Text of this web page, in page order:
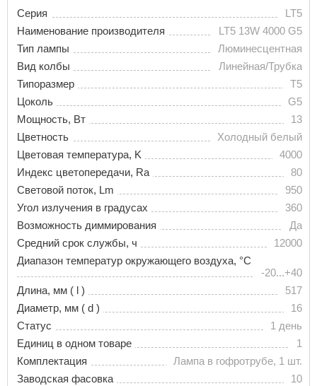
Серия
LT5
Наименование производителя
LT5 13W 4000 G5
Тип лампы
Люминесцентная
Вид колбы
Линейная/Трубка
Типоразмер
T5
Цоколь
G5
Мощность, Вт
13
Цветность
Холодный белый
Цветовая температура, K
4000
Индекс цветопередачи, Ra
80
Световой поток, Lm
950
Угол излучения в градусах
360
Возможность диммирования
Да
Средний срок службы, ч
12000
Диапазон температур окружающего воздуха, °С
-20...+40
Длина, мм ( l )
517
Диаметр, мм ( d )
16
Статус
1 день
Единиц в одном товаре
1
Комплектация
Лампа в гофротрубе, 1 шт.
Заводская фасовка
10